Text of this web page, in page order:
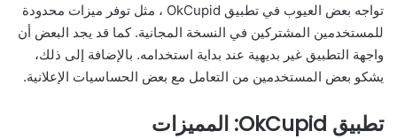
تواجه بعض العيوب في تطبيق OkCupid ، مثل توفر ميزات محدودة
للمستخدمين المشتركين في النسخة المجانية. كما قد يجد البعض أن
واجهة التطبيق غير بديهية عند بداية استخدامه. بالإضافة إلى ذلك،
يشكو بعض المستخدمين من التعامل مع بعض الحساسيات الإعلانية.
تطبيق OkCupid: المميزات